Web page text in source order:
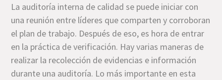
La auditoría interna de calidad se puede iniciar con
una reunión entre líderes que comparten y corroboran
el plan de trabajo. Después de eso, es hora de entrar
en la práctica de verificación. Hay varias maneras de
realizar la recolección de evidencias e información
durante una auditoría. Lo más importante en esta